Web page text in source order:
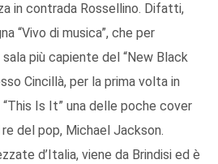
in contrada Rossellino. Difatti,
“Vivo di musica”, che per
sala più capiente del “New Black
Cincillà, per la prima volta in
“This Is It” una delle poche cover
del pop, Michael Jackson.
d’Italia, viene da Brindisi ed è